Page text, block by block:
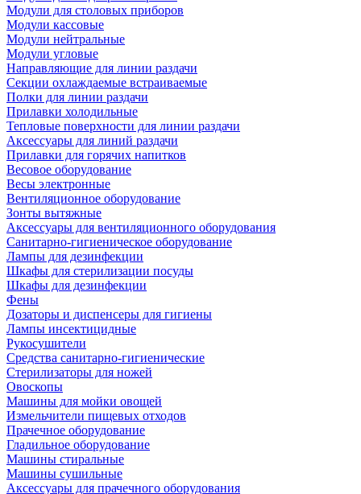
Модули для столовых приборов
Модули кассовые
Модули нейтральные
Модули угловые
Направляющие для линии раздачи
Секции охлаждаемые встраиваемые
Полки для линии раздачи
Прилавки холодильные
Тепловые поверхности для линии раздачи
Аксессуары для линий раздачи
Прилавки для горячих напитков
Весовое оборудование
Весы электронные
Вентиляционное оборудование
Зонты вытяжные
Аксессуары для вентиляционного оборудования
Санитарно-гигиеническое оборудование
Лампы для дезинфекции
Шкафы для стерилизации посуды
Шкафы для дезинфекции
Фены
Дозаторы и диспенсеры для гигиены
Лампы инсектицидные
Рукосушители
Средства санитарно-гигиенические
Стерилизаторы для ножей
Овоскопы
Машины для мойки овощей
Измельчители пищевых отходов
Прачечное оборудование
Гладильное оборудование
Машины стиральные
Машины сушильные
Аксессуары для прачечного оборудования